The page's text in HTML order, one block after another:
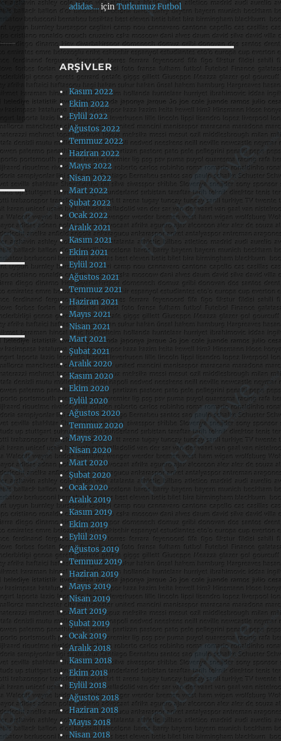
adidas…içinTutkumuz Futbol
ARŞIVLER
Kasım 2022
Ekim 2022
Eylül 2022
Ağustos 2022
Temmuz 2022
Haziran 2022
Mayıs 2022
Nisan 2022
Mart 2022
Şubat 2022
Ocak 2022
Aralık 2021
Kasım 2021
Ekim 2021
Eylül 2021
Ağustos 2021
Temmuz 2021
Haziran 2021
Mayıs 2021
Nisan 2021
Mart 2021
Şubat 2021
Aralık 2020
Kasım 2020
Ekim 2020
Eylül 2020
Ağustos 2020
Temmuz 2020
Mayıs 2020
Nisan 2020
Mart 2020
Şubat 2020
Ocak 2020
Aralık 2019
Kasım 2019
Ekim 2019
Eylül 2019
Ağustos 2019
Temmuz 2019
Haziran 2019
Mayıs 2019
Nisan 2019
Mart 2019
Şubat 2019
Ocak 2019
Aralık 2018
Kasım 2018
Ekim 2018
Eylül 2018
Ağustos 2018
Haziran 2018
Mayıs 2018
Nisan 2018